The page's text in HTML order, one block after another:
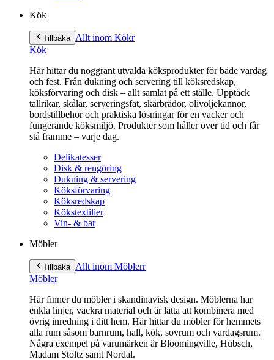
Kök
Tillbaka Allt inom Kökr
Kök
Här hittar du noggrant utvalda köksprodukter för både vardag
och fest. Från dukning och servering till köksredskap,
köksförvaring och disk – allt samlat på ett ställe. Upptäck
tallrikar, skålar, serveringsfat, skärbrädor, olivoljekannor,
bordstillbehör och praktiska lösningar för en vacker och
fungerande köksmiljö. Produkter som håller över tid och får
stå framme – varje dag.
Delikatesser
Disk & rengöring
Dukning & servering
Köksförvaring
Köksredskap
Kökstextilier
Vin- & bar
Möbler
Tillbaka Allt inom Möblerr
Möbler
Här finner du möbler i skandinavisk design. Möblerna har
enkla linjer, vackra material och är lätta att kombinera med
övrig inredning i ditt hem. Här hittar du möbler för hemmets
alla rum såsom barnrum, hall, kök, sovrum och vardagsrum.
Några exempel på varumärken är Bloomingville, Hübsch,
Madam Stoltz samt Nordal.